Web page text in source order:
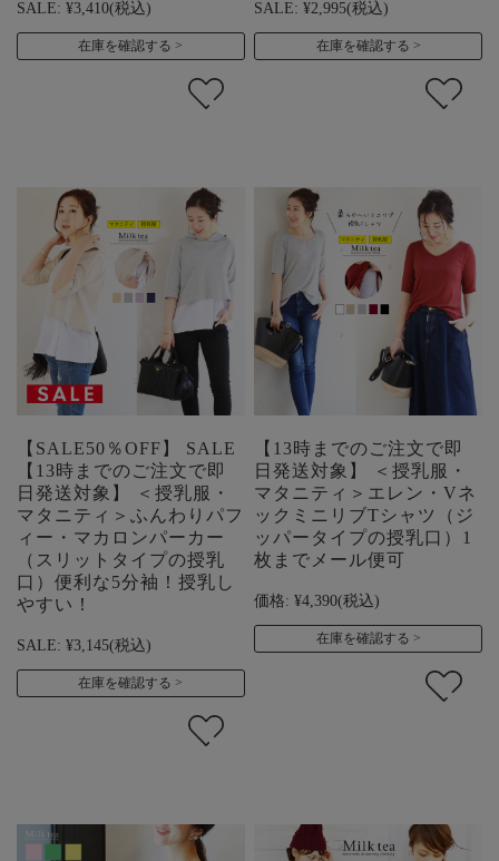
SALE: ¥3,410(税込)
在庫を確認する
SALE: ¥2,995(税込)
在庫を確認する
【SALE50％OFF】 SALE
【13時までのご注文で即
日発送対象】 ＜授乳服・
マタニティ＞ふんわりパフ
ィー・マカロンパーカー
（スリットタイプの授乳
口）便利な5分袖！授乳し
やすい！
SALE: ¥3,145(税込)
在庫を確認する
【13時までのご注文で即
日発送対象】 ＜授乳服・
マタニティ＞エレン・Vネ
ックミニリブTシャツ（ジ
ッパータイプの授乳口）1
枚までメール便可
価格: ¥4,390(税込)
在庫を確認する